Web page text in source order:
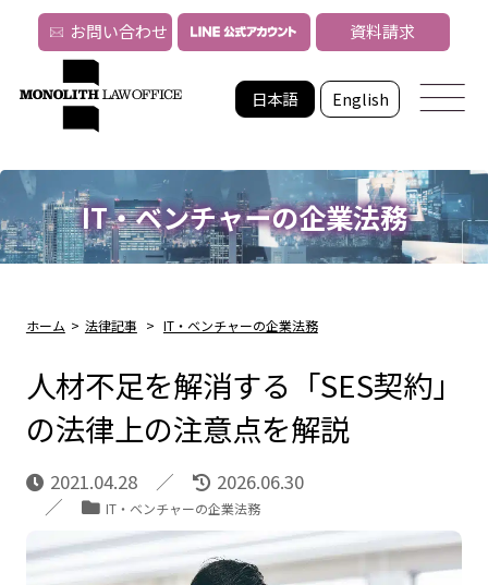
日本語 English
お問い合わせ 資料請求
IT・ベンチャーの企業法務
ホーム > 法律記事 > IT・ベンチャーの企業法務
人材不足を解消する「SES契約」
の法律上の注意点を解説
2021.04.28 2026.06.30
IT・ベンチャーの企業法務